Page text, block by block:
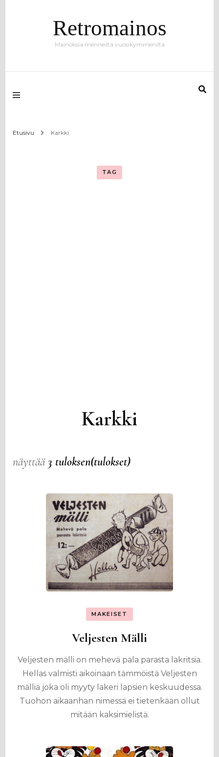
Retromainos
Mainoksia menneiltä vuosikymmeniltä
Etusivu Karkki
TAG
Karkki
näyttää 3 tuloksen(tulokset)
MAKEISET
Veljesten Mälli
Veljesten mälli on mehevä pala parasta lakritsia.
Hellas valmisti aikoinaan tämmöistä Veljesten
mälliä joka oli myyty lakeri lapsien keskuudessa.
Tuohon aikaanhan nimessä ei tietenkään ollut
mitään kaksimielistä.